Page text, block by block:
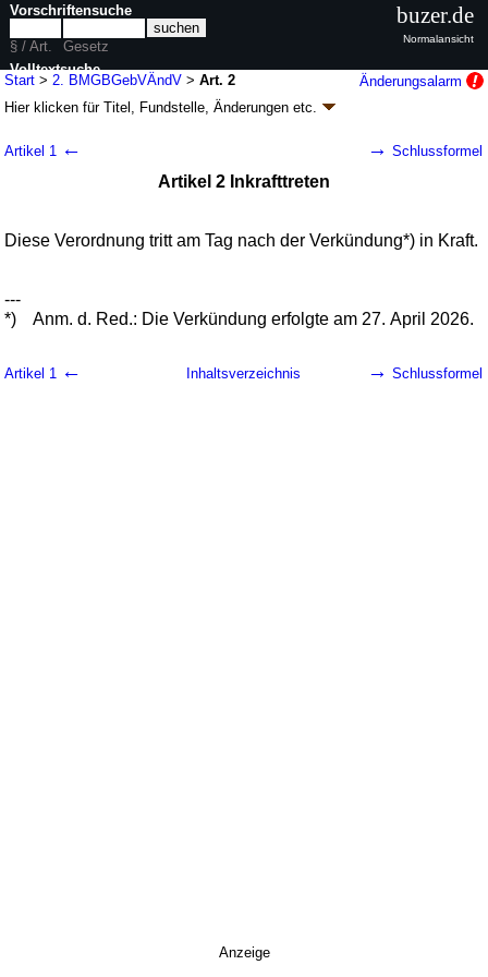
Start > 2. BMGBGebVÄndV >Art. 2
Änderungsalarm
Hier klicken fürTitel, Fundstelle, Änderungen etc.
Besonderen Gebührenverordnung BMG (2.
BMGBGebVÄndVk.a.Abk.)
1 Änderung | wird in 1 Vorschrift zitiert
Artikel 1 ← → Schlussformel
Artikel 2 Inkrafttreten
Diese Verordnung tritt am Tag nach der Verkündung*) in Kraft.
---
*)
Anm. d. Red.: Die Verkündung erfolgte am 27. April 2026.
Artikel 1 ← Inhaltsverzeichnis → Schlussformel
Vorschriftensuche
§ / Art.
Gesetz
Volltextsuche
nur in 2. BMGBGebVÄndV
buzer.de
Normalansicht
Anzeige